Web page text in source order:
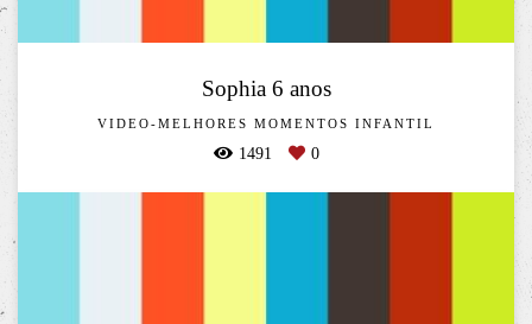
Sophia 6 anos
VIDEO-MELHORES MOMENTOS INFANTIL
1491 0